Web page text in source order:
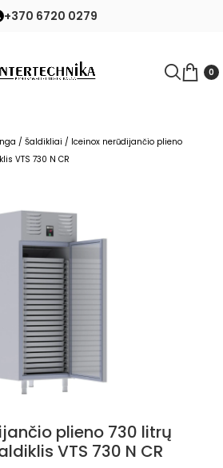
+370 6720 0279
0
/ Šaldikliai / Iceinox nerūdijančio plieno
VTS 730 N CR
plieno 730 litrų
VTS 730 N CR